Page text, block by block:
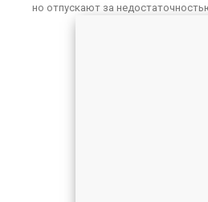
но отпускают за